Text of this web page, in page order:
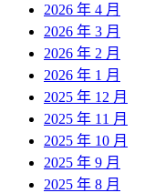
2026 年 4 月
2026 年 3 月
2026 年 2 月
2026 年 1 月
2025 年 12 月
2025 年 11 月
2025 年 10 月
2025 年 9 月
2025 年 8 月